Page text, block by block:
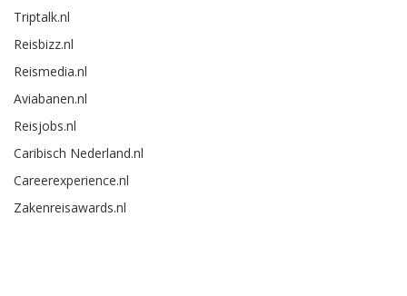
Triptalk.nl
Reisbizz.nl
Reismedia.nl
Aviabanen.nl
Reisjobs.nl
Caribisch Nederland.nl
Careerexperience.nl
Zakenreisawards.nl